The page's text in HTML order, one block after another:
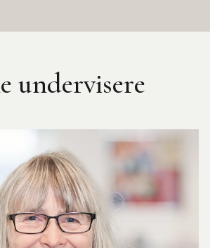
undervisere